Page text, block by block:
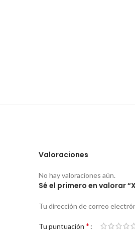
Valoraciones
No hay valoraciones aún.
Sé el primero en valorar
Tu dirección de correo
Tu puntuación *